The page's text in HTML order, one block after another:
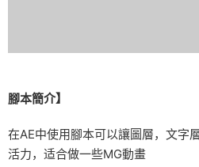
腳本簡介】
在AE中使用腳本可以讓圖層，文字
活力，适合做一些MG動畫